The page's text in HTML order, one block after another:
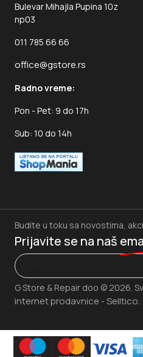
Bulevar Mihajla Pupina 10z
np03
011 785 66 66
office@gstore.rs
Radno vreme:
Pon - Pet: 9 do 17h
Sub: 10 do 14h
G Store & Repair doo © 2026.
internet prodavnice - Selltico.
Budite u toku sa novostima,
Prijavite se na naš